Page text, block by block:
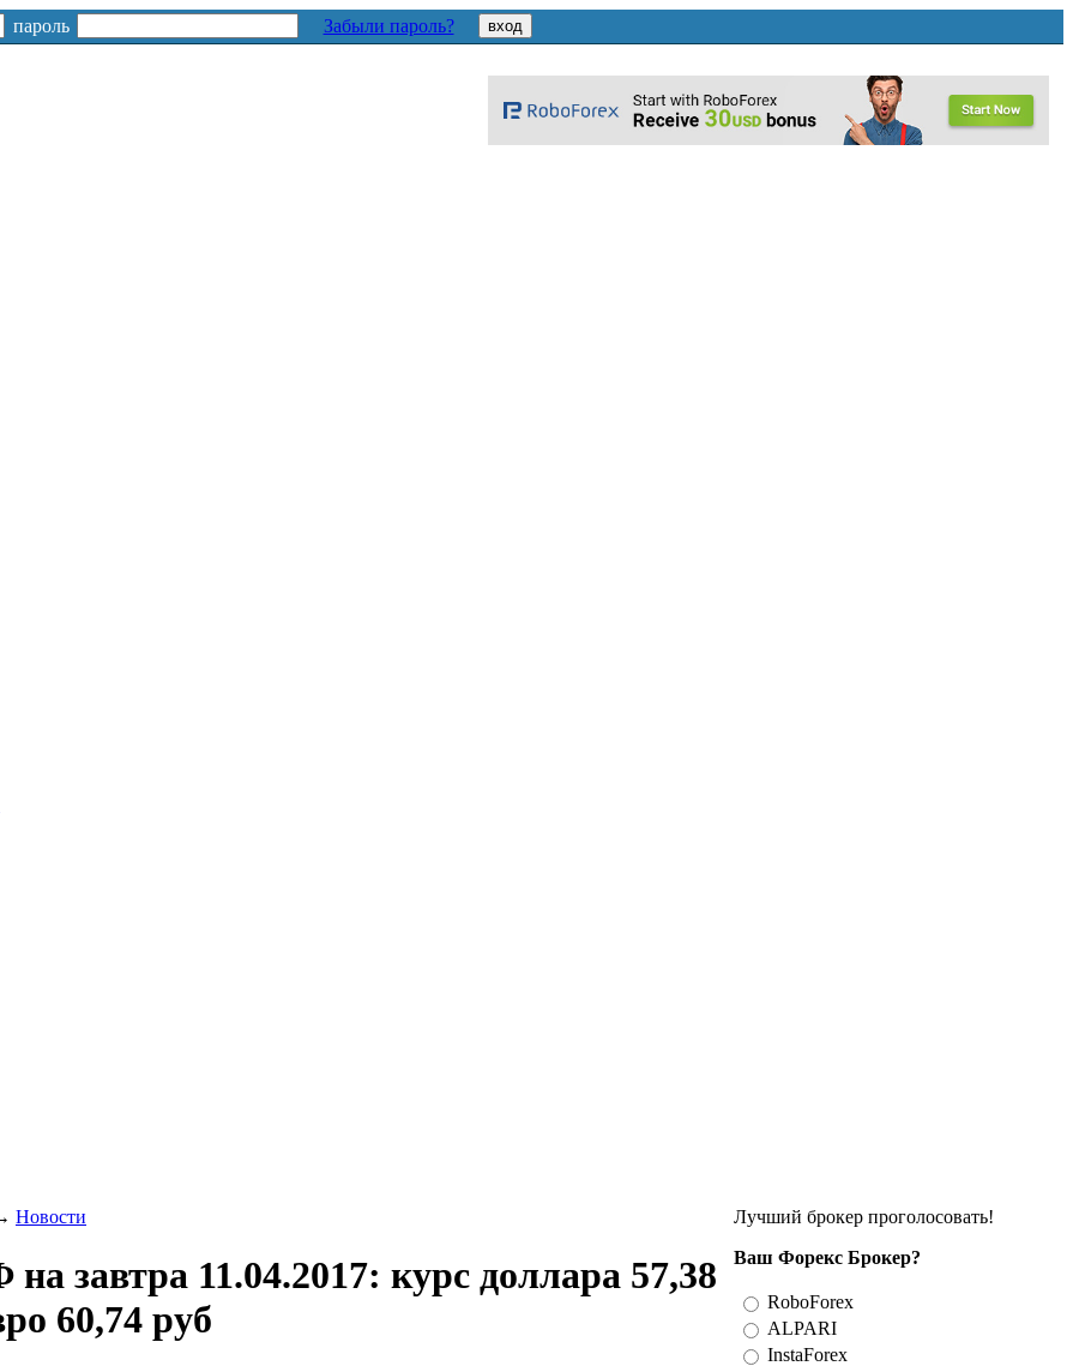
пароль Забыли пароль?
Новости
завтра 11.04.2017: курс доллара 57,38
60,74 руб
Лучший брокер проголосовать!
Ваш Форекс Брокер?
RoboForex
ALPARI
InstaForex